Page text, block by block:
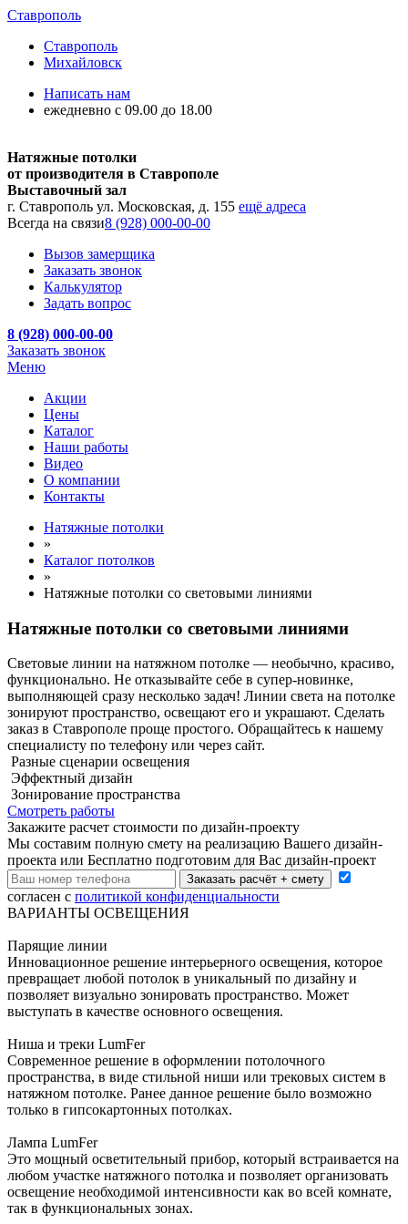
Ставрополь
Ставрополь
Михайловск
Написать нам
ежедневно с 09.00 до 18.00
Натяжные потолки
от производителя в Ставрополе
Выставочный зал
г. Ставрополь ул. Московская, д. 155 ещё адреса
Всегда на связи8 (928) 000-00-00
Вызов замерщика
Заказать звонок
Калькулятор
Задать вопрос
8 (928) 000-00-00
Заказать звонок
Меню
Акции
Цены
Каталог
Наши работы
Видео
О компании
Контакты
Натяжные потолки
»
Каталог потолков
»
Натяжные потолки со световыми линиями
Натяжные потолки со световыми линиями
Световые линии на натяжном потолке — необычно, красиво,
функционально. Не отказывайте себе в супер-новинке,
выполняющей сразу несколько задач! Линии света на потолке
зонируют пространство, освещают его и украшают. Сделать
заказ в Ставрополе проще простого. Обращайтесь к нашему
специалисту по телефону или через сайт.
Разные сценарии освещения
Эффектный дизайн
Зонирование пространства
Смотреть работы
Закажите расчет cтоимости по дизайн-проекту
Мы составим полную смету на реализацию Вашего дизайн-
проекта или Бесплатно подготовим для Вас дизайн-проект
Заказать расчёт + смету
согласен с политикой конфиденциальности
ВАРИАНТЫ ОСВЕЩЕНИЯ
Парящие линии
Инновационное решение интерьерного освещения, которое
превращает любой потолок в уникальный по дизайну и
позволяет визуально зонировать пространство. Может
выступать в качестве основного освещения.
Ниша и треки LumFer
Современное решение в оформлении потолочного
пространства, в виде стильной ниши или трековых систем в
натяжном потолке. Ранее данное решение было возможно
только в гипсокартонных потолках.
Лампа LumFer
Это мощный осветительный прибор, который встраивается на
любом участке натяжного потолка и позволяет организовать
освещение необходимой интенсивности как во всей комнате,
так в функциональных зонах.